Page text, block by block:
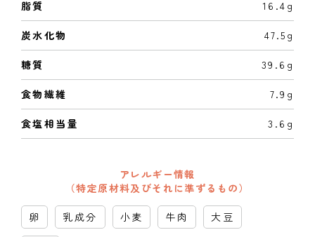
脂質 16.4g
炭水化物 47.5g
糖質 39.6g
食物繊維 7.9g
食塩相当量 3.6g
アレルギー情報
（特定原材料及びそれに準ずるもの）
卵 乳成分 小麦 牛肉 大豆